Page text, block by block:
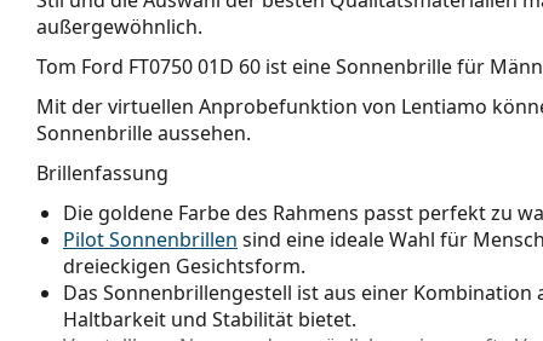
außergewöhnlich.
Tom Ford FT0750 01D 60 ist eine Sonnenbrille für
Mit der virtuellen Anprobefunktion von Lentiamo
Sonnenbrille aussehen.
Brillenfassung
Die goldene Farbe des Rahmens passt perfekt zu
Pilot Sonnenbrillen sind eine ideale Wahl für
dreieckigen Gesichtsform.
Das Sonnenbrillengestell ist aus einer
Haltbarkeit und Stabilität bietet.